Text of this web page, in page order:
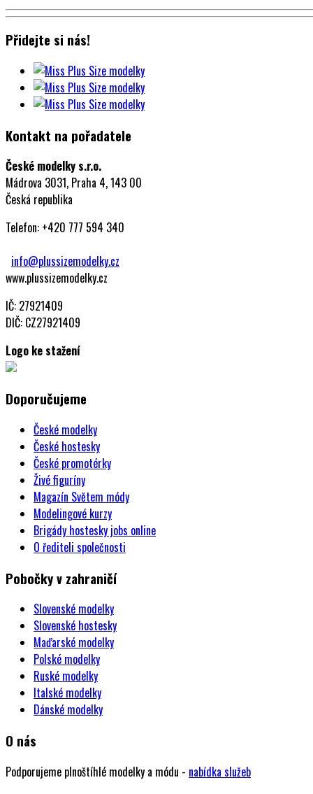
Přidejte si nás!
Kontakt na pořadatele
České modelky s.r.o.
Mádrova 3031, Praha 4, 143 00
Česká republika
Telefon: +420 777 594 340
info@plussizemodelky.cz
www.plussizemodelky.cz
IČ: 27921409
DIČ: CZ27921409
Logo ke stažení
Doporučujeme
České modelky
České hostesky
České promotérky
Živé figuríny
Magazín Světem módy
Modelingové kurzy
Brigády hostesky jobs online
O řediteli společnosti
Pobočky v zahraničí
Slovenské modelky
Slovenské hostesky
Maďarské modelky
Polské modelky
Ruské modelky
Italské modelky
Dánské modelky
O nás
Podporujeme plnoštíhlé modelky a módu - nabídka služeb